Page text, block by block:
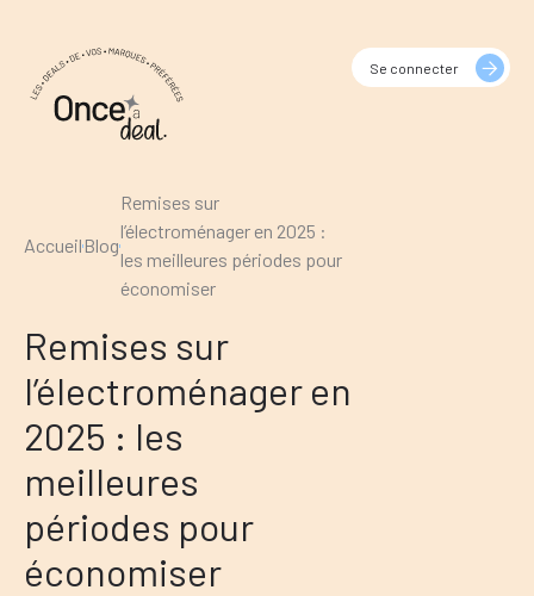
Accueil Blog
Remises sur
l’électroménager en 2025 :
les meilleures périodes pour
économiser
Remises sur
l’électroménager en
2025 : les
meilleures
périodes pour
économiser
Se connecter